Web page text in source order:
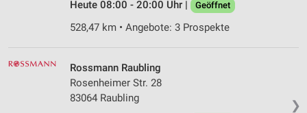
Heute 08:00 - 20:00 Uhr |
Geöffnet
528,47 km • Angebote: 3 Prospekte
❯
Rossmann Raubling
Rosenheimer Str. 28
83064 Raubling